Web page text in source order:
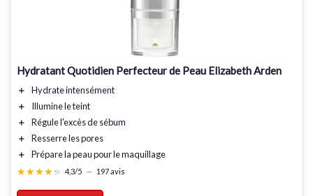
Hydratant Quotidien Perfecteur de Peau Elizabeth Arden
＋ Hydrateintensément
＋
Illuminele teint
＋
Régulel'excès de sébum
＋
Resserreles pores
＋
Préparela peau pour le maquillage
★★★★★
★★★★★ 4,3/5 — 197 avis